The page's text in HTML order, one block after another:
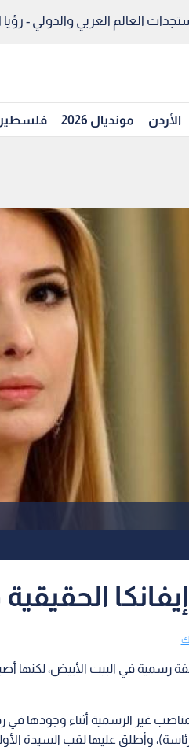
العالم العربي والدولي - رؤيا
الأردن مونديال 2026
الحقيقية
رسمية في البيت الأبيض، لكنها